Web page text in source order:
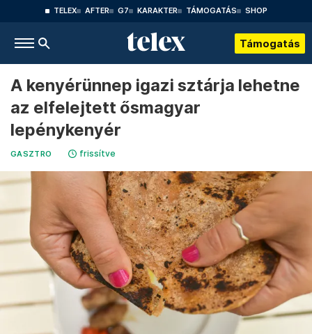
TELEX AFTER G7 KARAKTER TÁMOGATÁS SHOP
Támogatás
A kenyérünnep igazi sztárja lehetne
az elfelejtett ősmagyar
lepénykenyér
GASZTRO frissítve